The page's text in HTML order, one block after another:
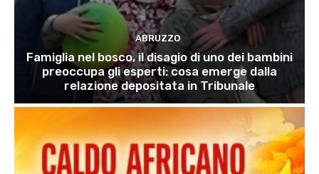
ABRUZZO
Famiglia nel bosco, il disagio di uno dei bambini
preoccupa gli esperti: cosa emerge dalla
relazione depositata in Tribunale